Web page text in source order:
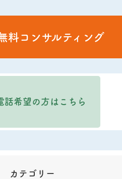
料コンサルティング
話希望の方はこちら
カテゴリー